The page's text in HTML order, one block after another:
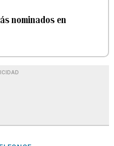
nominados en